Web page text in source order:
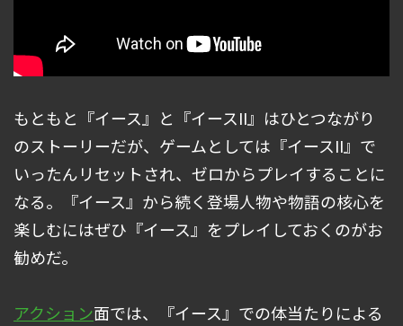
もともと『イース』と『イースII』はひとつながり
のストーリーだが、ゲームとしては『イースII』で
いったんリセットされ、ゼロからプレイすることに
なる。『イース』から続く登場人物や物語の核心を
楽しむにはぜひ『イース』をプレイしておくのがお
勧めだ。
アクション面では、『イース』での体当たりによる